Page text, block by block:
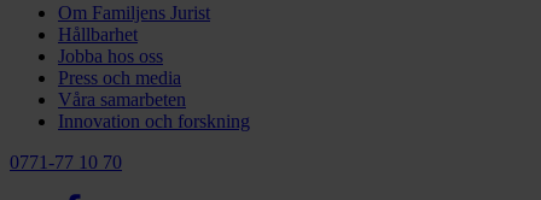
Om Familjens Jurist
Hållbarhet
Jobba hos oss
Press och media
Våra samarbeten
Innovation och forskning
0771-77 10 70